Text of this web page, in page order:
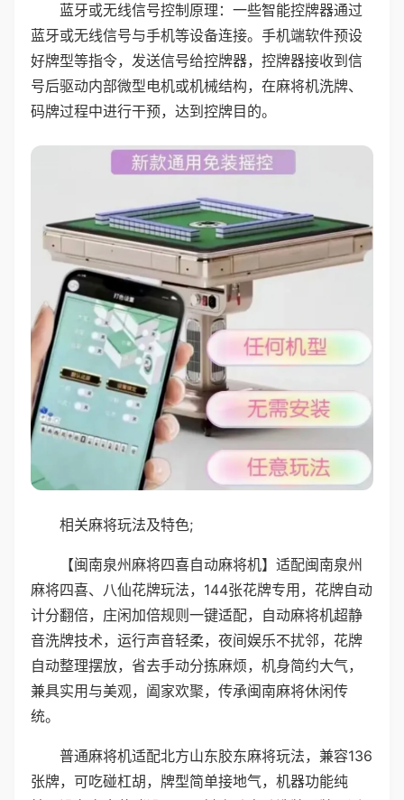
蓝牙或无线信号控制原理：一些智能控牌器通过
蓝牙或无线信号与手机等设备连接。手机端软件预设
好牌型等指令，发送信号给控牌器，控牌器接收到信
号后驱动内部微型电机或机械结构，在麻将机洗牌、
码牌过程中进行干预，达到控牌目的。
相关麻将玩法及特色;
【闽南泉州麻将四喜自动麻将机】适配闽南泉州
麻将四喜、八仙花牌玩法，144张花牌专用，花牌自动
计分翻倍，庄闲加倍规则一键适配，自动麻将机超静
音洗牌技术，运行声音轻柔，夜间娱乐不扰邻，花牌
自动整理摆放，省去手动分拣麻烦，机身简约大气，
兼具实用与美观，阖家欢聚，传承闽南麻将休闲传
统。
普通麻将机适配北方山东胶东麻将玩法，兼容136
张牌，可吃碰杠胡，牌型简单接地气，机器功能纯